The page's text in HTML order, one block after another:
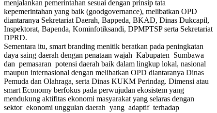
menjalankan pemerintahan sesuai dengan prinsip tata
kepemerintahan yang baik (goodgovernance), melibatkan OPD
diantaranya Sekretariat Daerah, Bappeda, BKAD, Dinas Dukcapil,
Inspektorat, Bapenda, Kominfotiksandi, DPMPTSP serta Sekretariat
DPRD.
Sementara itu, smart branding menitik beratkan pada peningkatan
daya saing daerah dengan penataan wajah Kabupaten Sumbawa
dan pemasaran potensi daerah baik dalam lingkup lokal, nasional
maupun internasional dengan melibatkan OPD diantaranya Dinas
Pemuda dan Olahraga, serta Dinas KUKM Perindag. Dimensi atau
smart Economy berfokus pada perwujudan ekosistem yang
mendukung aktifitas ekonomi masyarakat yang selaras dengan
sektor ekonomi unggulan daerah yang adaptif terhadap